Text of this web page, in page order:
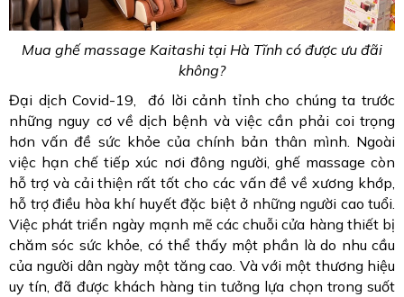
Mua ghế massage Kaitashi tại Hà Tĩnh có được ưu đãi
không?
Đại dịch Covid-19, đó lời cảnh tỉnh cho chúng ta trước
những nguy cơ về dịch bệnh và việc cần phải coi trọng
hơn vấn đề sức khỏe của chính bản thân mình. Ngoài
việc hạn chế tiếp xúc nơi đông người, ghế massage còn
hỗ trợ và cải thiện rất tốt cho các vấn đề về xương khớp,
hỗ trợ điều hòa khí huyết đặc biệt ở những người cao tuổi.
Việc phát triển ngày mạnh mẽ các chuỗi cửa hàng thiết bị
chăm sóc sức khỏe, có thể thấy một phần là do nhu cầu
của người dân ngày một tăng cao. Và với một thương hiệu
uy tín, đã được khách hàng tin tưởng lựa chọn trong suốt